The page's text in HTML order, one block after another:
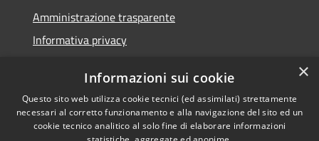
Amministrazione trasparente
Informativa privacy
Dichiarazione di accessibilità
×
Informazioni sui cookie
Questo sito web utilizza cookie tecnici (ed assimilati) strettamente
necessari al corretto funzionamento e alla navigazione del sito ed un
cookie tecnico analitico al solo fine di elaborare informazioni